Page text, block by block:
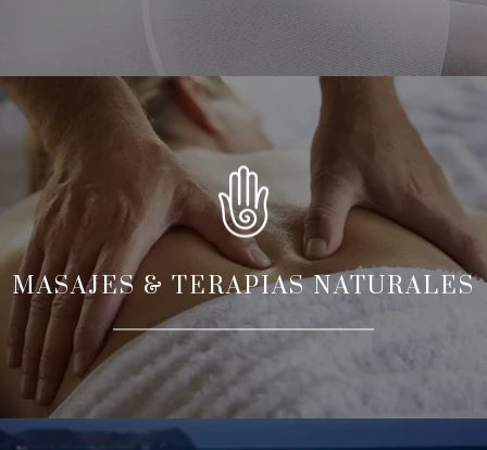
MASAJES & TERAPIAS NATURALES